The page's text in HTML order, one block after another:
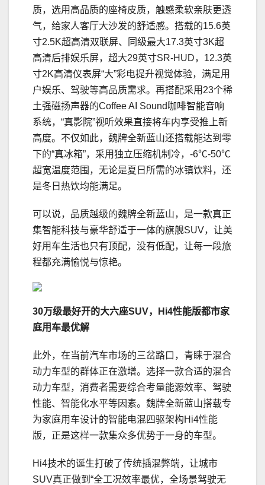
质，选用高品质的座椅皮质，触感柔软亲肤更透
气，给家人客厅大沙发的舒适感。搭载的15.6英
寸2.5K超高清双联屏、同级最大17.3英寸3K超
高清后排娱乐屏，超大29英寸SR-HUD，12.3英
寸2K高清仪表屏“大”彩电提升视觉体验，满足用
户娱乐、驾驶等高品质需求。再搭配采用23个稀
土强磁扬声器的Coffee AI Sound咖啡智能音响
系统，“真影院”视听效果直接将车内享受推上新
高度。不仅如此，魏牌全新蓝山还搭载能达到零
下的“真冰箱”，采用独立压缩机制冷，-6℃-50℃
超宽温度范围，无论是夏日所需的冰镇饮料，还
是冬日热饮均能满足。
可以说，品质越级的魏牌全新蓝山，是一款真正
集智能科技与豪华舒适于一体的旗舰SUV，让美
好用车生活也只有顶配，没有低配，让每一段旅
程都充满愉悦与惊艳。
30万级最好开的大六座SUV， Hi4性能版都市家
庭用车最优解
此外，在当前汽车市场的三岔路口，青睐于混合
动力车型的群体正在激增。选择一款合适的混合
动力车型，消费者需要综合考量能源效率、驾驶
性能、智能化水平等因素。魏牌全新蓝山搭载专
为家庭用车设计的智能电混四驱架构Hi4性能
版，正是这样一款集众多优势于一身的车型。
Hi4技术的诞生打破了传统插混弊端，让城市
SUV真正做到“全工况效率最优，全场景驾驶无